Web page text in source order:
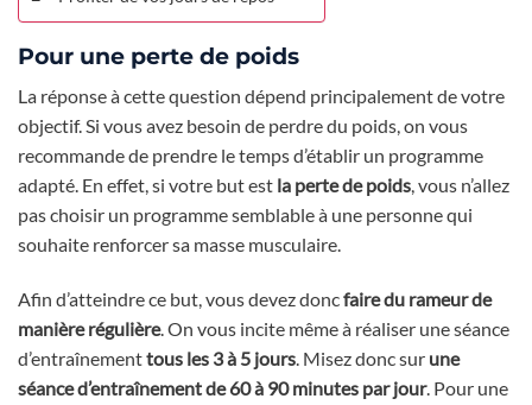
Pour une perte de poids
La réponse à cette question dépend principalement de votre
objectif. Si vous avez besoin de perdre du poids, on vous
recommande de prendre le temps d’établir un programme
adapté. En effet, si votre but est la perte de poids, vous n’allez
pas choisir un programme semblable à une personne qui
souhaite renforcer sa masse musculaire.
Afin d’atteindre ce but, vous devez doncfaire du rameur de
manière régulière. On vous incite même à réaliser une séance
d’entraînementtous les 3 à 5 jours. Misez donc sur une
séance d’entraînement de 60 à 90 minutes par jour. Pour une